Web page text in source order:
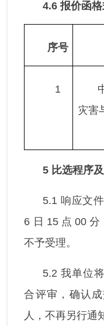
4.6报价函
序号
1
灾害
5 比选程序
5.1 响应文
6 日 15 点 00 分
不予受理。
5.2 我单位
合评审，确认
人，不再另行通